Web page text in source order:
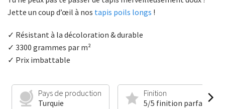
Jette un coup d’œil à nos tapis poils longs !
✓ Résistant à la décoloration & durable
✓ 3300 grammes par m²
✓ Prix imbattable
Pays de production
Turquie
Finition
5/5 finition parfaite